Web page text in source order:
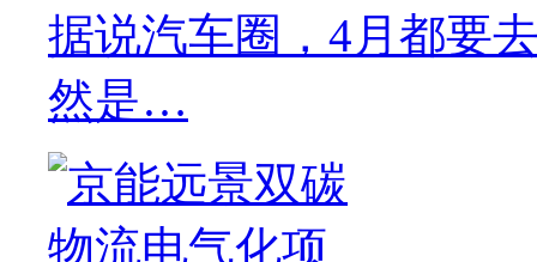
据说汽车圈，4月都要
然是…